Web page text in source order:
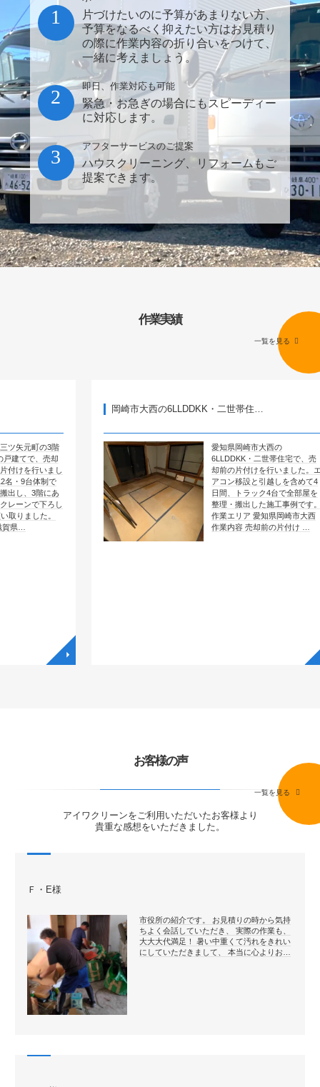
片づけたいのに予算があまりない方、
予算をなるべく抑えたい方はお見積り
の際に作業内容の折り合いをつけて、
一緒に考えましょう。
1
即日、作業対応も可能
緊急・お急ぎの場合にもスピーディー
に対応します。
2
アフターサービスのご提案
ハウスクリーニング、リフォームもご
提案できます。
3
作業実績
一覧を見る
し
し
岡崎市大西の6LLDDKK・二世帯住…
愛知県岡崎市大西の
6LLDDKK・二世帯住宅で、売
却前の片付けを行いました。エ
アコン移設と引越しを含めて4
日間、トラック4台で全部屋を
整理・搬出した施工事例です。
作業エリア 愛知県岡崎市大西
作業内容 売却前の片付け …
お客様の声
アイワクリーンをご利用いただいたお客様より
貴重な感想をいただきました。
一覧を見る
Ｆ・E様
市役所の紹介です。 お見積りの時から気持
ちよく会話していただき、 実際の作業も、
大大大代満足！ 暑い中重くて汚れをきれい
にしていただきまして、 本当に心よりお…